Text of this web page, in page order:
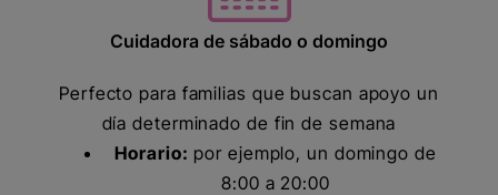
Cuidadora de sábado o domingo
Perfecto para familias que buscan apoyo un
día determinado de fin de semana
Horario: por ejemplo, un domingo de
8:00 a 20:00